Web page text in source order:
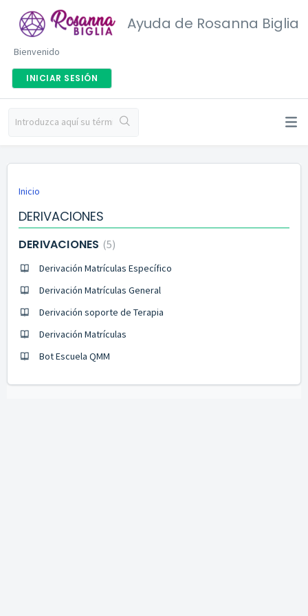
Ayuda de Rosanna Biglia
Bienvenido
INICIAR SESIÓN
Inicio
DERIVACIONES
DERIVACIONES 5
Derivación Matrículas Específico
Derivación Matrículas General
Derivación soporte de Terapia
Derivación Matrículas
Bot Escuela QMM